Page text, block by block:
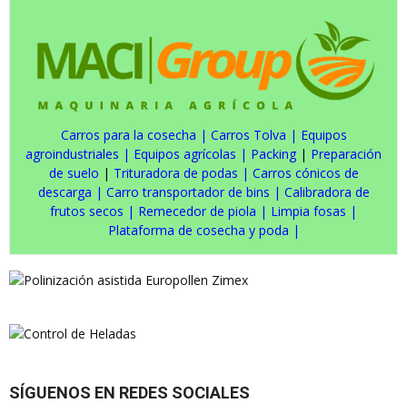
Carros para la cosecha | Carros Tolva | Equipos
agroindustriales | Equipos agrícolas | Packing | Preparación
de suelo | Trituradora de podas | Carros cónicos de
descarga | Carro transportador de bins | Calibradora de
frutos secos | Remecedor de piola | Limpia fosas |
Plataforma de cosecha y poda |
SÍGUENOS EN REDES SOCIALES